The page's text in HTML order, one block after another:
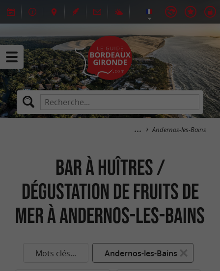
Andernos-les-Bains
Bar à huîtres /
Dégustation de fruits de
mer à Andernos-les-Bains
Mots clés... Andernos-les-Bains